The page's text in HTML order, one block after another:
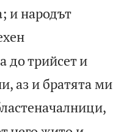
и народът
до трийсет и
аз и братята ми